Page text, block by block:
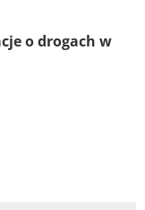
o drogach w